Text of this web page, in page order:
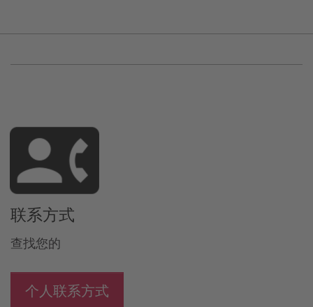
联系方式
查找您的
个人联系方式